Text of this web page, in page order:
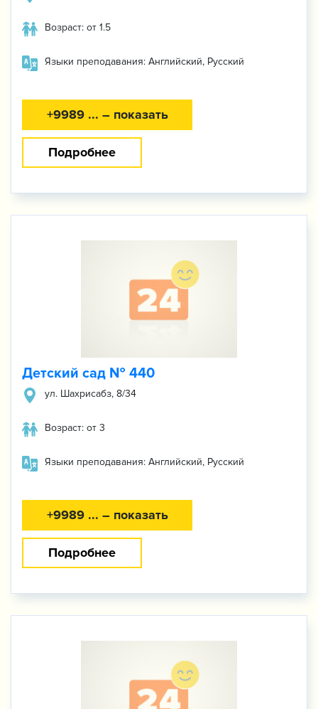
Возраст: от 1.5
Языки преподавания: Английский, Русский
+9989 ... – показать
Подробнее
Детский сад № 440
ул. Шахрисабз, 8/34
Возраст: от 3
Языки преподавания: Английский, Русский
+9989 ... – показать
Подробнее